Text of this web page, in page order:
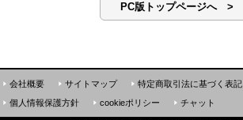
PC版トップページへ >
会社概要 サイトマップ 特定商取引法に基づく表記
個人情報保護方針
cookieポリシー チャット